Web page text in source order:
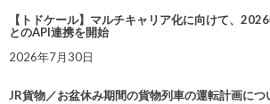
【トドケール】マルチキャリア化に向けて、
とのAPI連携を開始
2026年7月30日
JR貨物／お盆休み期間の貨物列車の運転計画につ